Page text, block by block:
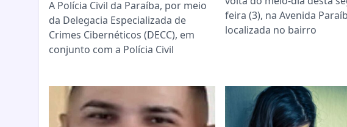
A Polícia Civil da Paraíba, por meio
da Delegacia Especializada de
Crimes Cibernéticos (DECC), em
conjunto com a Polícia Civil
feira (3), na Avenida
localizada no bairro